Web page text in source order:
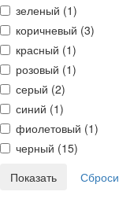
зеленый (1)
коричневый (3)
красный (1)
розовый (1)
серый (2)
синий (1)
фиолетовый (1)
черный (15)